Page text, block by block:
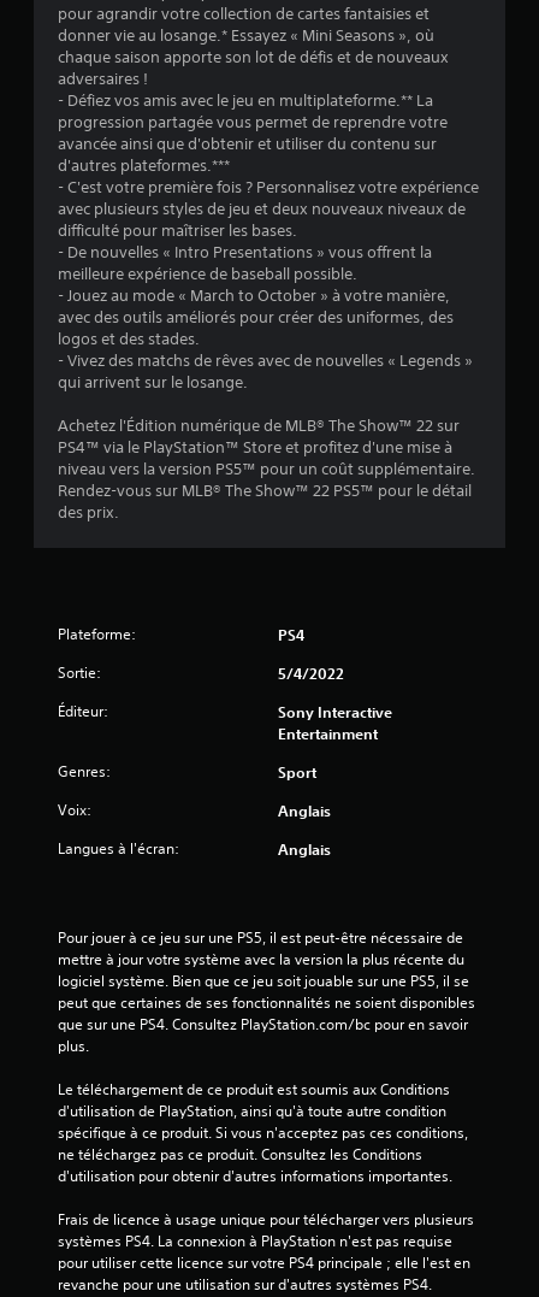
t
o
i
e
s
u
r
i
s
)
pour agrandir votre collection de cartes fantaisies et
donner vie au losange.* Essayez « Mini Seasons », où
chaque saison apporte son lot de défis et de nouveaux
adversaires !
- Défiez vos amis avec le jeu en multiplateforme.** La
progression partagée vous permet de reprendre votre
avancée ainsi que d'obtenir et utiliser du contenu sur
d'autres plateformes.***
- C'est votre première fois ? Personnalisez votre expérience
avec plusieurs styles de jeu et deux nouveaux niveaux de
difficulté pour maîtriser les bases.
- De nouvelles « Intro Presentations » vous offrent la
meilleure expérience de baseball possible.
- Jouez au mode « March to October » à votre manière,
avec des outils améliorés pour créer des uniformes, des
logos et des stades.
- Vivez des matchs de rêves avec de nouvelles « Legends »
qui arrivent sur le losange.
Achetez l'Édition numérique de MLB® The Show™ 22 sur
PS4™ via le PlayStation™ Store et profitez d'une mise à
niveau vers la version PS5™ pour un coût supplémentaire.
Rendez-vous sur MLB® The Show™ 22 PS5™ pour le détail
des prix.
Plateforme: PS4
Sortie: 5/4/2022
Éditeur:
Sony Interactive
Entertainment
Genres: Sport
Voix: Anglais
Langues à l'écran: Anglais
Pour jouer à ce jeu sur une PS5, il est peut-être nécessaire de
mettre à jour votre système avec la version la plus récente du
logiciel système. Bien que ce jeu soit jouable sur une PS5, il se
peut que certaines de ses fonctionnalités ne soient disponibles
que sur une PS4. Consultez PlayStation.com/bc pour en savoir
plus.
Le téléchargement de ce produit est soumis aux Conditions
d'utilisation de PlayStation, ainsi qu'à toute autre condition
spécifique à ce produit. Si vous n'acceptez pas ces conditions,
ne téléchargez pas ce produit. Consultez les Conditions
d'utilisation pour obtenir d'autres informations importantes.
Frais de licence à usage unique pour télécharger vers plusieurs
systèmes PS4. La connexion à PlayStation n'est pas requise
pour utiliser cette licence sur votre PS4 principale ; elle l'est en
revanche pour une utilisation sur d'autres systèmes PS4.